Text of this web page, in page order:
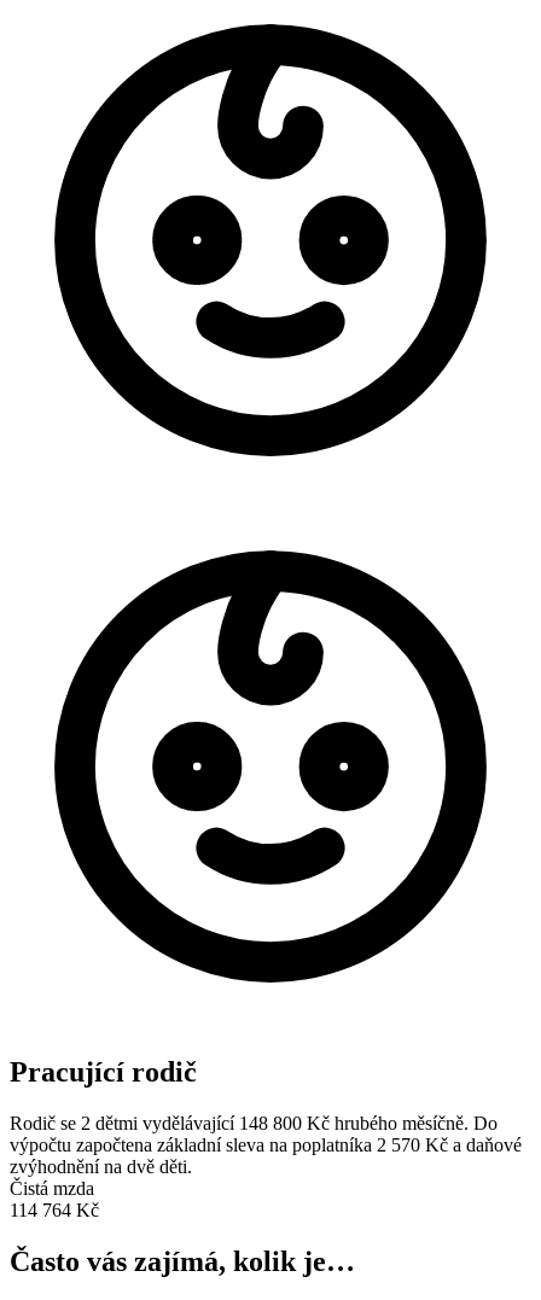
Pracující rodič
Rodič se 2 dětmi vydělávající 148 800 Kč hrubého měsíčně. Do
výpočtu započtena základní sleva na poplatníka 2 570 Kč a daňové
zvýhodnění na dvě děti.
Čistá mzda
114 764 Kč
Často vás zajímá, kolik je…